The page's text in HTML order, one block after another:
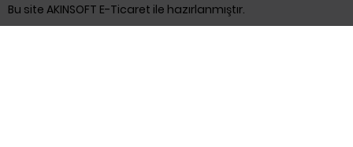
Bu site AKINSOFT E-Ticaret ile hazırlanmıştır.